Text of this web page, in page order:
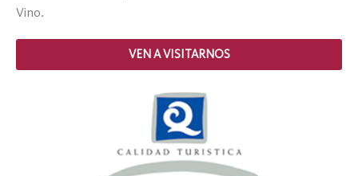
Vino.
VEN A VISITARNOS